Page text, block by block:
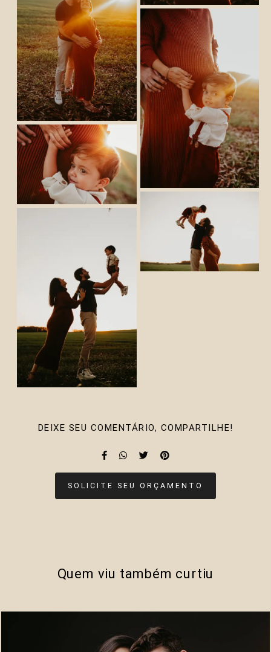
DEIXE SEU COMENTÁRIO, COMPARTILHE!
SOLICITE SEU ORÇAMENTO
Quem viu também curtiu